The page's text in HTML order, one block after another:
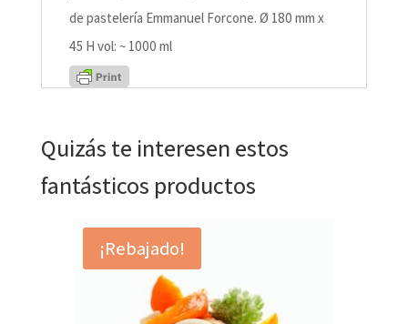
de pastelería Emmanuel Forcone. Ø 180 mm x
45 H vol: ~ 1000 ml
Quizás te interesen estos
fantásticos productos
¡Rebajado!